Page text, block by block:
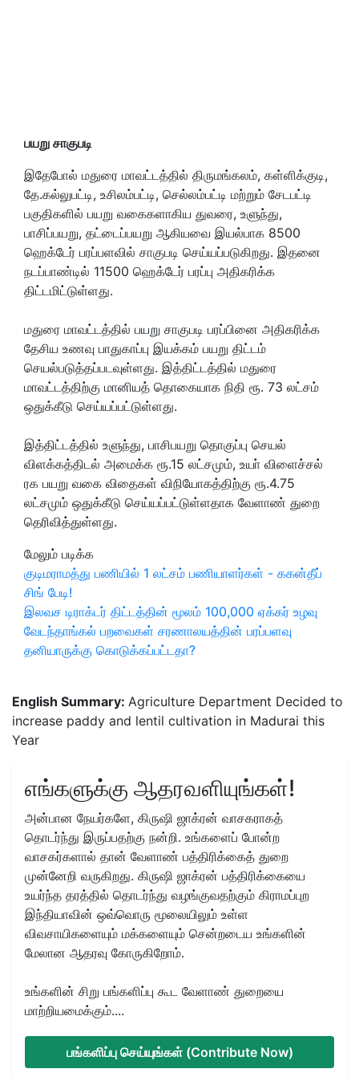
பயறு சாகுபடி
இதேபோல் மதுரை மாவட்டத்தில் திருமங்கலம், கள்ளிக்குடி,
தே.கல்லுபட்டி, உசிலம்பட்டி, செல்லம்பட்டி மற்றும் சேடபட்டி
பகுதிகளில் பயறு வகைகளாகிய துவரை, உளுந்து,
பாசிப்பயறு, தட்டைப்பயறு ஆகியவை இயல்பாக 8500
ஹெக்டேர் பரப்பளவில் சாகுபடி செய்யப்படுகிறது. இதனை
நடப்பாண்டில் 11500 ஹெக்டேர் பரப்பு அதிகரிக்க
திட்டமிட்டுள்ளது.
மதுரை மாவட்டத்தில் பயறு சாகுபடி பரப்பினை அதிகரிக்க
தேசிய உணவு பாதுகாப்பு இயக்கம் பயறு திட்டம்
செயல்படுத்தப்படவுள்ளது. இத்திட்டத்தில் மதுரை
மாவட்டத்திற்கு மானியத் தொகையாக நிதி ரூ. 73 லட்சம்
ஒதுக்கீடு செய்யப்பட்டுள்ளது.
இத்திட்டத்தில் உளுந்து, பாசிபயறு தொகுப்பு செயல்
விளக்கத்திடல் அமைக்க ரூ.15 லட்சமும், உயா் விளைச்சல்
ரக பயறு வகை விதைகள் விநியோகத்திற்கு ரூ.4.75
லட்சமும் ஒதுக்கீடு செய்யப்பட்டுள்ளதாக வேளாண் துறை
தெரிவித்துள்ளது.
மேலும் படிக்க
குடிமராமத்து பணியில் 1 லட்சம் பணியாளர்கள் - ககன்தீப்
சிங் பேடி!
இலவச டிராக்டர் திட்டத்தின் மூலம் 100,000 ஏக்கர் உழவு
வேடந்தாங்கல் பறவைகள் சரணாலயத்தின் பரப்பளவு
தனியாருக்கு கொடுக்கப்பட்டதா?
English Summary: Agriculture Department Decided to
increase paddy and lentil cultivation in Madurai this
Year
எங்களுக்கு ஆதரவளியுங்கள்!
அன்பான நேயர்களே, கிருஷி ஜாக்ரன் வாசகராகத்
தொடர்ந்து இருப்பதற்கு நன்றி. உங்களைப் போன்ற
வாசகர்களால் தான் வேளாண் பத்திரிக்கைத் துறை
முன்னேறி வருகிறது. கிருஷி ஜாக்ரன் பத்திரிக்கையை
உயர்ந்த தரத்தில் தொடர்ந்து வழங்குவதற்கும் கிராமப்புற
இந்தியாவின் ஒவ்வொரு மூலையிலும் உள்ள
விவசாயிகளையும் மக்களையும் சென்றடைய உங்களின்
மேலான ஆதரவு கோருகிறோம்.
உங்களின் சிறு பங்களிப்பு கூட வேளாண் துறையை
மாற்றியமைக்கும்....
பங்களிப்பு செய்யுங்கள் (Contribute Now)